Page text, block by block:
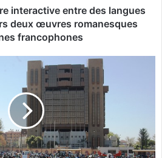
interactive entre des langues
deux œuvres romanesques
francophones